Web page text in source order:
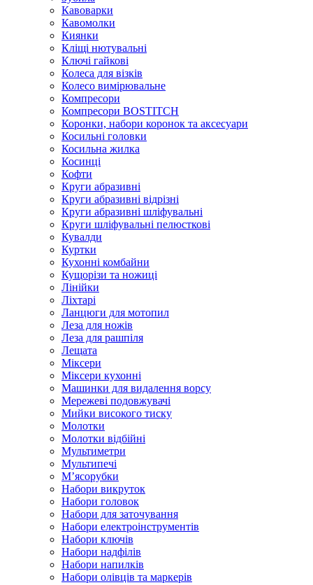
Кавоварки
Кавомолки
Киянки
Кліщі нютувальні
Ключі гайкові
Колеса для візків
Колесо вимірювальне
Компресори
Компресори BOSTITCH
Коронки, набори коронок та аксесуари
Косильні головки
Косильна жилка
Косинці
Кофти
Круги абразивні
Круги абразивні відрізні
Круги абразивні шліфувальні
Круги шліфувальні пелюсткові
Кувалди
Куртки
Кухонні комбайни
Кущорізи та ножиці
Лінійки
Ліхтарі
Ланцюги для мотопил
Леза для ножів
Леза для рашпіля
Лещата
Міксери
Міксери кухонні
Машинки для видалення ворсу
Мережеві подовжувачі
Мийки високого тиску
Молотки
Молотки відбійні
Мультиметри
Мультипечі
М’ясорубки
Набори викруток
Набори головок
Набори для заточування
Набори електроінструментів
Набори ключів
Набори надфілів
Набори напилків
Набори олівців та маркерів